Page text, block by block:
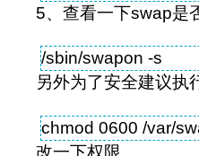
5、查看一下swap是
/sbin/swapon -s
另外为了安全建议执
chmod 0600 /var/
改一下权限